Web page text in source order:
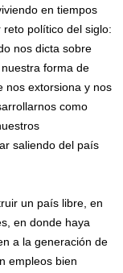
en tiempos
político del siglo:
nos dicta sobre
forma de
nos extorsiona y nos
como
saliendo del país
un país libre, en
en donde haya
a la generación de
empleos bien